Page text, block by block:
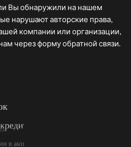
Вы обнаружили на нашем
нарушают авторские права,
компании или организации,
через форму обратной связи.